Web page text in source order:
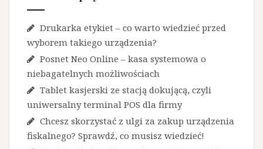
Drukarka etykiet – co warto wiedzieć przed
wyborem takiego urządzenia?
Posnet Neo Online – kasa systemowa o
niebagatelnych możliwościach
Tablet kasjerski ze stacją dokującą, czyli
uniwersalny terminal POS dla firmy
Chcesz skorzystać z ulgi za zakup urządzenia
fiskalnego? Sprawdź, co musisz wiedzieć!